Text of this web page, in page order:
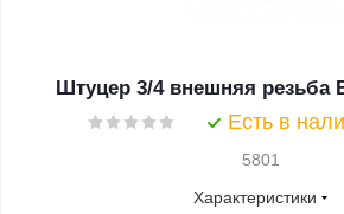
Штуцер 3/4 внешняя резьба
Есть в
5801
Характеристики